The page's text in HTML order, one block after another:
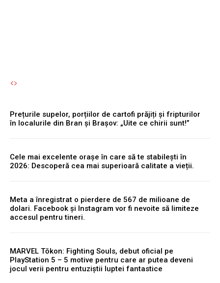
Prețurile supelor, porțiilor de cartofi prăjiți și fripturilor
în localurile din Bran și Brașov: „Uite ce chirii sunt!”
Cele mai excelente orașe în care să te stabilești în
2026: Descoperă cea mai superioară calitate a vieții.
Meta a înregistrat o pierdere de 567 de milioane de
dolari. Facebook și Instagram vor fi nevoite să limiteze
accesul pentru tineri.
MARVEL Tōkon: Fighting Souls, debut oficial pe
PlayStation 5 – 5 motive pentru care ar putea deveni
jocul verii pentru entuziștii luptei fantastice